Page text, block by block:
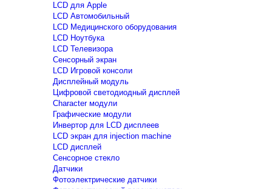
LCD для Apple
LCD Автомобильный
LCD Медицинского оборудования
LCD Ноутбука
LCD Телевизора
Сенсорный экран
LCD Игровой консоли
Дисплейный модуль
Цифровой светодиодный дисплей
Сharacter модули
Графические модули
Инвертор для LCD дисплеев
LCD экран для injection machine
LCD дисплей
Сенсорное стекло
Датчики
Фотоэлектрические датчики